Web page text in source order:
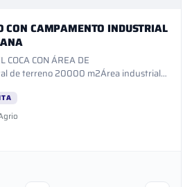
CON CAMPAMENTO INDUSTRIAL
COCA CON ÁREA DE
de terreno 20000 m2Área industrial
200 m2, 4 dormitorios, área social,
en la zona industrial del
AgrioFrente a la vía 50 mCerramiento
PROFESIONAL 1156-P¡GARANTÍA